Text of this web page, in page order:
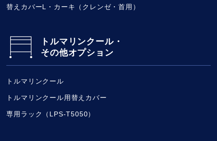
替えカバーL・カーキ（クレンゼ・首用）
トルマリンクール・
その他オプション
トルマリンクール
トルマリンクール用替えカバー
専用ラック（LPS-T5050）